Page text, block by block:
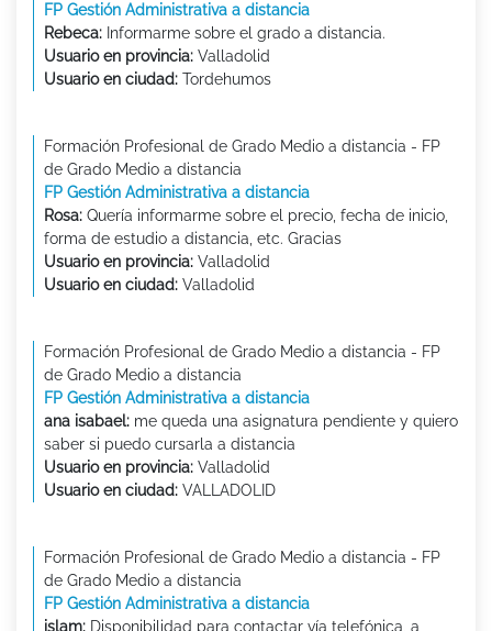
FP Gestión Administrativa a distancia
Rebeca: Informarme sobre el grado a distancia.
Usuario en provincia: Valladolid
Usuario en ciudad: Tordehumos
Formación Profesional de Grado Medio a distancia - FP
de Grado Medio a distancia
FP Gestión Administrativa a distancia
Rosa: Quería informarme sobre el precio, fecha de inicio,
forma de estudio a distancia, etc. Gracias
Usuario en provincia: Valladolid
Usuario en ciudad: Valladolid
Formación Profesional de Grado Medio a distancia - FP
de Grado Medio a distancia
FP Gestión Administrativa a distancia
ana isabael: me queda una asignatura pendiente y quiero
saber si puedo cursarla a distancia
Usuario en provincia: Valladolid
Usuario en ciudad: VALLADOLID
Formación Profesional de Grado Medio a distancia - FP
de Grado Medio a distancia
FP Gestión Administrativa a distancia
islam: Disponibilidad para contactar vía telefónica, a